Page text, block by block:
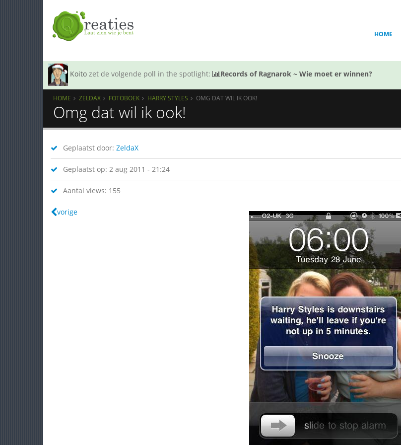
HOME
Koito zet de volgende poll in the spotlight: Records of Ragnarok ~ Wie moet er winnen?
HOME ZELDAX FOTOBOEK HARRY STYLES OMG DAT WIL IK OOK!
Omg dat wil ik ook!
Geplaatst door: ZeldaX
Geplaatst op: 2 aug 2011 - 21:24
Aantal views: 155
vorige